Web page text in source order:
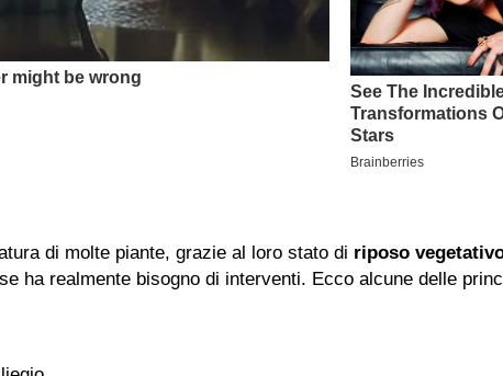
di molte piante, grazie al loro stato di riposo
ha realmente bisogno di interventi. Ecco alcune delle